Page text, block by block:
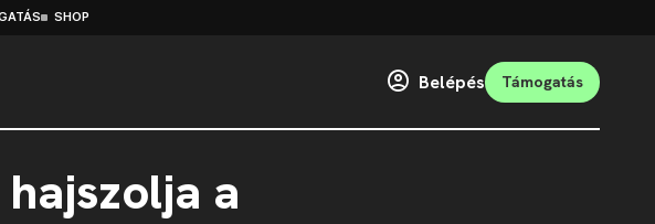
SHOP
Belépés Támogatás
a